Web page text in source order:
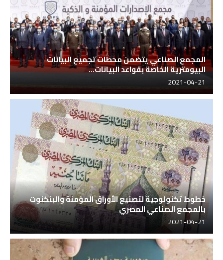
المجمع الصناعي يتضمن محطات تجميع البيانات
البيومترية الخاصة بقواعد البيانات...
2021-04-21
خطوط تكنولوجية لتصنيع الأوراق المؤمنة والبنكنوت
بالمجمع الصناعي المصري
2021-04-21